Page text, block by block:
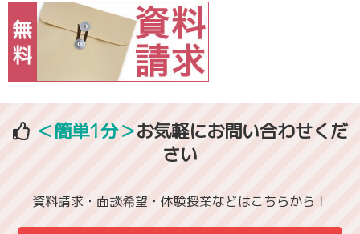
＜簡単1分＞お気軽にお問い合わせくだ
さい
資料請求・面談希望・体験授業などはこちらから！